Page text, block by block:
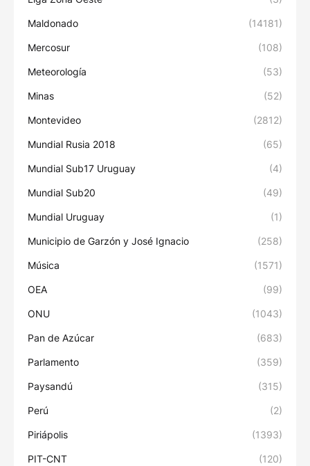
Maldonado (14181)
Mercosur (108)
Meteorología (53)
Minas (52)
Montevideo (2812)
Mundial Rusia 2018 (65)
Mundial Sub17 Uruguay (4)
Mundial Sub20 (49)
Mundial Uruguay (1)
Municipio de Garzón y José Ignacio (258)
Música (1571)
OEA (99)
ONU (1043)
Pan de Azúcar (683)
Parlamento (359)
Paysandú (315)
Perú (2)
Piriápolis (1393)
PIT-CNT (120)